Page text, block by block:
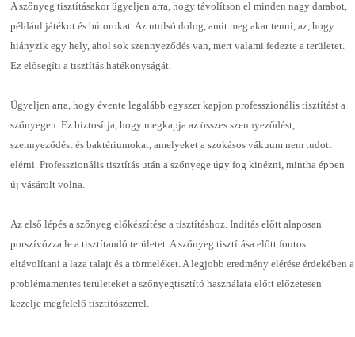
A szőnyeg tisztításakor ügyeljen arra, hogy távolítson el minden nagy darabot,
például játékot és bútorokat. Az utolsó dolog, amit meg akar tenni, az, hogy
hiányzik egy hely, ahol sok szennyeződés van, mert valami fedezte a területet.
Ez elősegíti a tisztítás hatékonyságát.
Ügyeljen arra, hogy évente legalább egyszer kapjon professzionális tisztítást a
szőnyegen. Ez biztosítja, hogy megkapja az összes szennyeződést,
szennyeződést és baktériumokat, amelyeket a szokásos vákuum nem tudott
elérni. Professzionális tisztítás után a szőnyege úgy fog kinézni, mintha éppen
új vásárolt volna.
Az első lépés a szőnyeg előkészítése a tisztításhoz. Indítás előtt alaposan
porszívózza le a tisztítandó területet. A szőnyeg tisztítása előtt fontos
eltávolítani a laza talajt és a törmeléket. A legjobb eredmény elérése érdekében a
problémamentes területeket a szőnyegtisztító használata előtt előzetesen
kezelje megfelelő tisztítószerrel.